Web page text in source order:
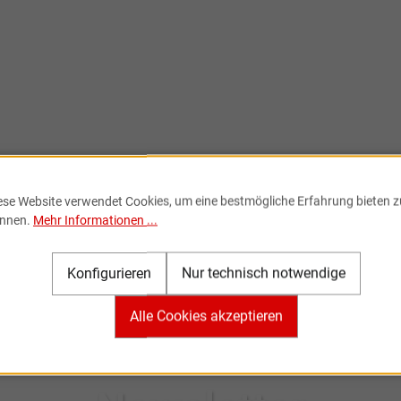
Website verwendet Cookies, um eine bestmögliche Erfahrung bieten
Mehr Informationen ...
Nur technisch notwendige
Konfigurieren
Alle Cookies akzeptieren